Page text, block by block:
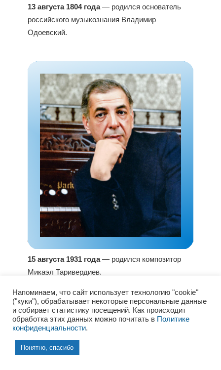
13 августа 1804 года— родился основатель
российского музыкознания Владимир
Одоевский.
15 августа 1931 года— родился композитор
Микаэл Таривердиев.
Напоминаем, что сайт использует технологию "cookie"
("куки"), обрабатывает некоторые персональные данные
и собирает статистику посещений. Как происходит
обработка этих данных можно почитать в Политике
конфиденциальности.
Понятно, спасибо